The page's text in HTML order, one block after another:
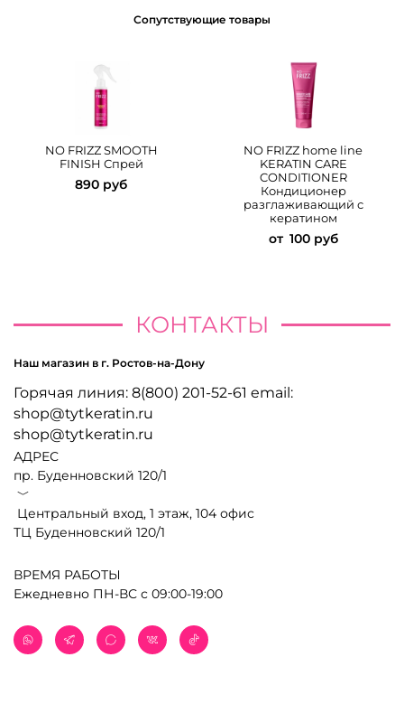
Сопутствующие товары
NO FRIZZ SMOOTH
FINISH Спрей
890 руб
NO FRIZZ home line
KERATIN CARE
CONDITIONER
Кондиционер
разглаживающий с
кератином
от 100 руб
КОНТАКТЫ
Наш магазин в г. Ростов-на-Дону
Горячая линия: 8(800) 201-52-61 email:
shop@tytkeratin.ru
shop@tytkeratin.ru
АДРЕС
пр. Буденновский 120/1
﹀
Центральный вход, 1 этаж, 104 офис
ТЦ Буденновский 120/1
ВРЕМЯ РАБОТЫ
Ежедневно ПН-ВС с 09:00-19:00